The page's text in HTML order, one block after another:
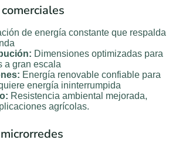
de energía constante que respalda
Dimensiones optimizadas para
a gran escala
Energía renovable confiable para
energía ininterrumpida
Resistencia ambiental mejorada,
agrícolas.